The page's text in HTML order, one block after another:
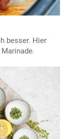
besser. Hier